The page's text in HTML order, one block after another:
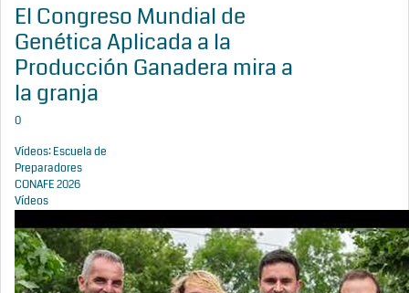
El Congreso Mundial de
Genética Aplicada a la
Producción Ganadera mira a
la granja
0
Vídeos: Escuela de
Preparadores
CONAFE 2026
Vídeos